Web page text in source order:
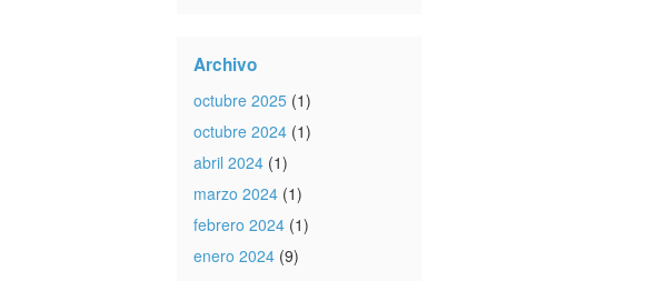
Archivo
octubre 2025 (1)
octubre 2024 (1)
abril 2024 (1)
marzo 2024 (1)
febrero 2024 (1)
enero 2024 (9)